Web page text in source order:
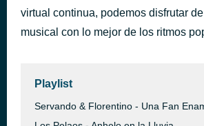
virtual continua, podemos disfrutar
musical con lo mejor de los ritmos
Playlist
Servando & Florentino - Una Fan